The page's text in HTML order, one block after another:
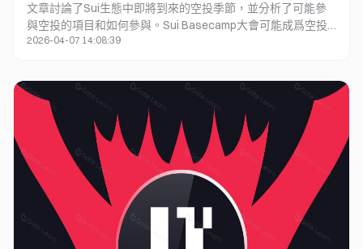
文章討論了Sui生態中即將到來的空投季節，並分析了可能參
與空投的項目和如何參與。Sui Basecamp大會可能成爲空投
活動的起點。文章提到了Mysten Labs聯創Adeniyi的暗示，以
款和借貸等方式來提高獲得空投的機會。文章還提供了參與空
投的具體指南和一些技巧。
2026-04-07 14:08:39